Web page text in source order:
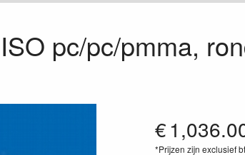
pc/pc/pmma,
€
*Prijzen zijn exclusief